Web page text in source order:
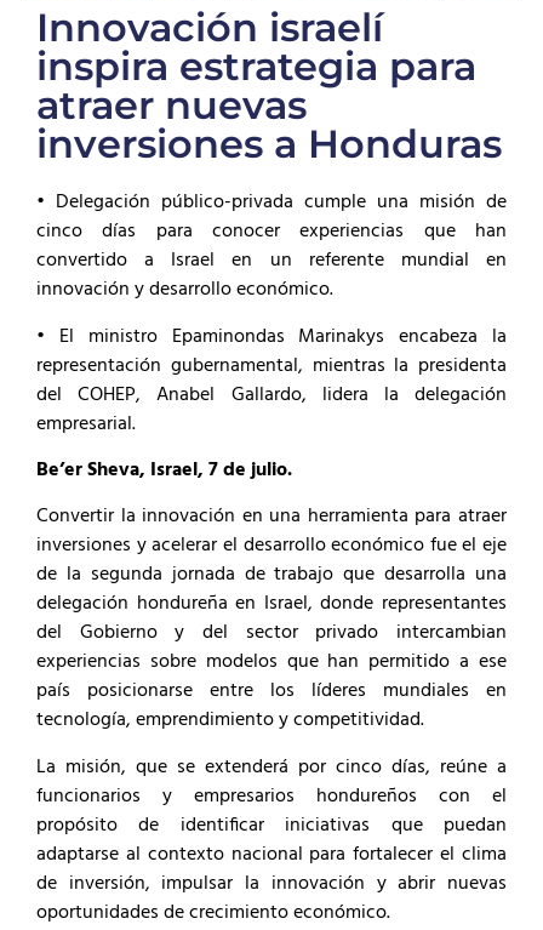
Innovación israelí
inspira estrategia para
atraer nuevas
inversiones a Honduras
• Delegación público-privada cumple una misión de
cinco días para conocer experiencias que han
convertido a Israel en un referente mundial en
innovación y desarrollo económico.
• El ministro Epaminondas Marinakys encabeza la
representación gubernamental, mientras la presidenta
del COHEP, Anabel Gallardo, lidera la delegación
empresarial.
Be’er Sheva, Israel, 7 de julio.
Convertir la innovación en una herramienta para atraer
inversiones y acelerar el desarrollo económico fue el eje
de la segunda jornada de trabajo que desarrolla una
delegación hondureña en Israel, donde representantes
del Gobierno y del sector privado intercambian
experiencias sobre modelos que han permitido a ese
país posicionarse entre los líderes mundiales en
tecnología, emprendimiento y competitividad.
La misión, que se extenderá por cinco días, reúne a
funcionarios y empresarios hondureños con el
propósito de identificar iniciativas que puedan
adaptarse al contexto nacional para fortalecer el clima
de inversión, impulsar la innovación y abrir nuevas
oportunidades de crecimiento económico.